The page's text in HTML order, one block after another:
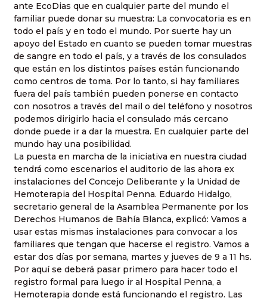
ante EcoDias que en cualquier parte del mundo el
familiar puede donar su muestra: La convocatoria es en
todo el país y en todo el mundo. Por suerte hay un
apoyo del Estado en cuanto se pueden tomar muestras
de sangre en todo el país, y a través de los consulados
que están en los distintos países están funcionando
como centros de toma. Por lo tanto, si hay familiares
fuera del país también pueden ponerse en contacto
con nosotros a través del mail o del teléfono y nosotros
podemos dirigirlo hacia el consulado más cercano
donde puede ir a dar la muestra. En cualquier parte del
mundo hay una posibilidad.
La puesta en marcha de la iniciativa en nuestra ciudad
tendrá como escenarios el auditorio de las ahora ex
instalaciones del Concejo Deliberante y la Unidad de
Hemoterapia del Hospital Penna. Eduardo Hidalgo,
secretario general de la Asamblea Permanente por los
Derechos Humanos de Bahía Blanca, explicó: Vamos a
usar estas mismas instalaciones para convocar a los
familiares que tengan que hacerse el registro. Vamos a
estar dos días por semana, martes y jueves de 9 a 11 hs.
Por aquí se deberá pasar primero para hacer todo el
registro formal para luego ir al Hospital Penna, a
Hemoterapia donde está funcionando el registro. Las